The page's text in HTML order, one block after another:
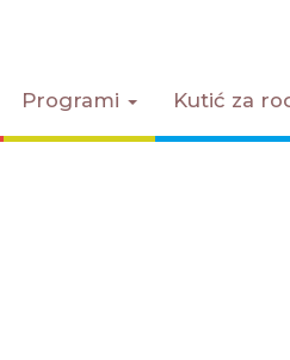
Programi Kutić za